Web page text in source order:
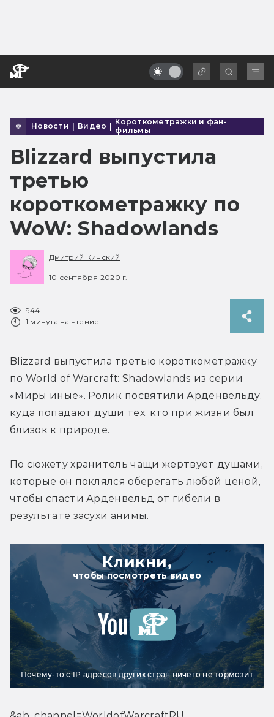
Новости | Видео | Короткометражки и фан-
фильмы
Blizzard выпустила
третью
короткометражку по
WoW: Shadowlands
Дмитрий Кинский
10 сентября 2020 г.
944
1 минута на чтение
Blizzard выпустила третью короткометражку
по World of Warcraft: Shadowlands из серии
«Миры иные». Ролик посвятили Арденвельду,
куда попадают души тех, кто при жизни был
близок к природе.
По сюжету хранитель чащи жертвует душами,
которые он поклялся оберегать любой ценой,
чтобы спасти Арденвельд от гибели в
результате засухи анимы.
Кликни,
чтобы посмотреть видео
Почему-то с IP адресов других стран ничего не тормозит